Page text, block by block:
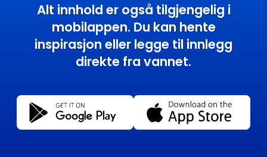
Alt innhold er også tilgjengelig i
mobilappen. Du kan hente
inspirasjon eller legge til innlegg
direkte fra vannet.